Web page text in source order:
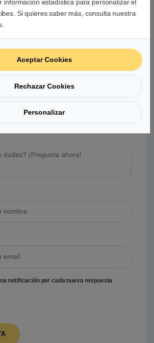
y respuestas de los
sobre este producto
aún. Sé el primero en hacer
acerca de este producto.
notificación por cada nueva respuesta
información estadística para personalizar el
Si quieres saber más, consulta nuestra
Aceptar Cookies
Rechazar Cookies
Personalizar